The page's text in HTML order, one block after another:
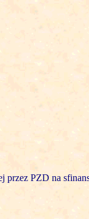
przez PZD na